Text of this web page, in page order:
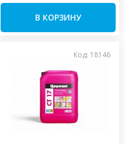
В КОРЗИНУ
Код: 18146